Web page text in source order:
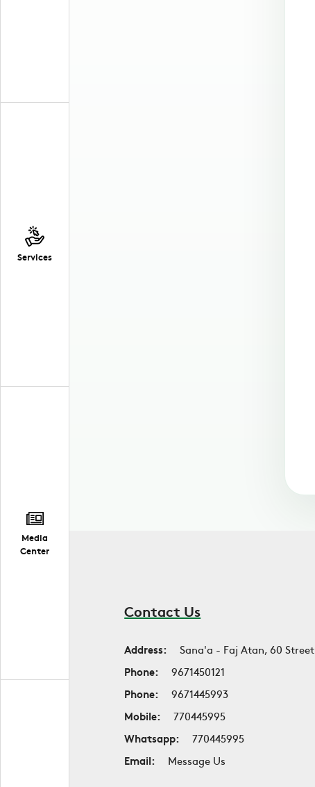
Services
Media
Center
Contact Us
Address:
Sana'a - Faj Atan, 60 Street
Phone:
9671450121
Phone:
9671445993
Mobile:
770445995
Whatsapp:
770445995
Email:
Message Us